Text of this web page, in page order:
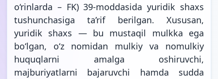
o‘rinlarda – FK) 39-moddasida yuridik shaxs
tushunchasiga ta’rif berilgan. Xususan,
yuridik shaxs — bu mustaqil mulkka ega
bo‘lgan, o‘z nomidan mulkiy va nomulkiy
huquqlarni amalga oshiruvchi,
majburiyatlarni bajaruvchi hamda sudda